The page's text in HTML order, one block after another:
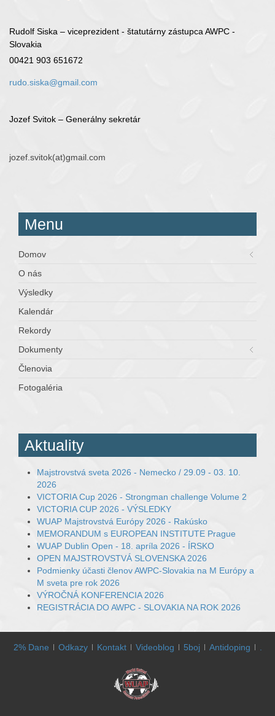
Rudolf Siska – viceprezident - štatutárny zástupca AWPC -
Slovakia
00421 903 651672
rudo.siska@gmail.com
Jozef Svitok – Generálny sekretár
jozef.svitok(at)gmail.com
Menu
Domov
O nás
Výsledky
Kalendár
Rekordy
Dokumenty
Členovia
Fotogaléria
Aktuality
Majstrovstvá sveta 2026 - Nemecko / 29.09 - 03. 10.
2026
VICTORIA Cup 2026 - Strongman challenge Volume 2
VICTORIA CUP 2026 - VÝSLEDKY
WUAP Majstrovstvá Európy 2026 - Rakúsko
MEMORANDUM s EUROPEAN INSTITUTE Prague
WUAP Dublin Open - 18. apríla 2026 - ÍRSKO
OPEN MAJSTROVSTVÁ SLOVENSKA 2026
Podmienky účasti členov AWPC-Slovakia na M Európy a
M sveta pre rok 2026
VÝROČNÁ KONFERENCIA 2026
REGISTRÁCIA DO AWPC - SLOVAKIA NA ROK 2026
2% Dane Odkazy Kontakt Videoblog 5boj Antidoping